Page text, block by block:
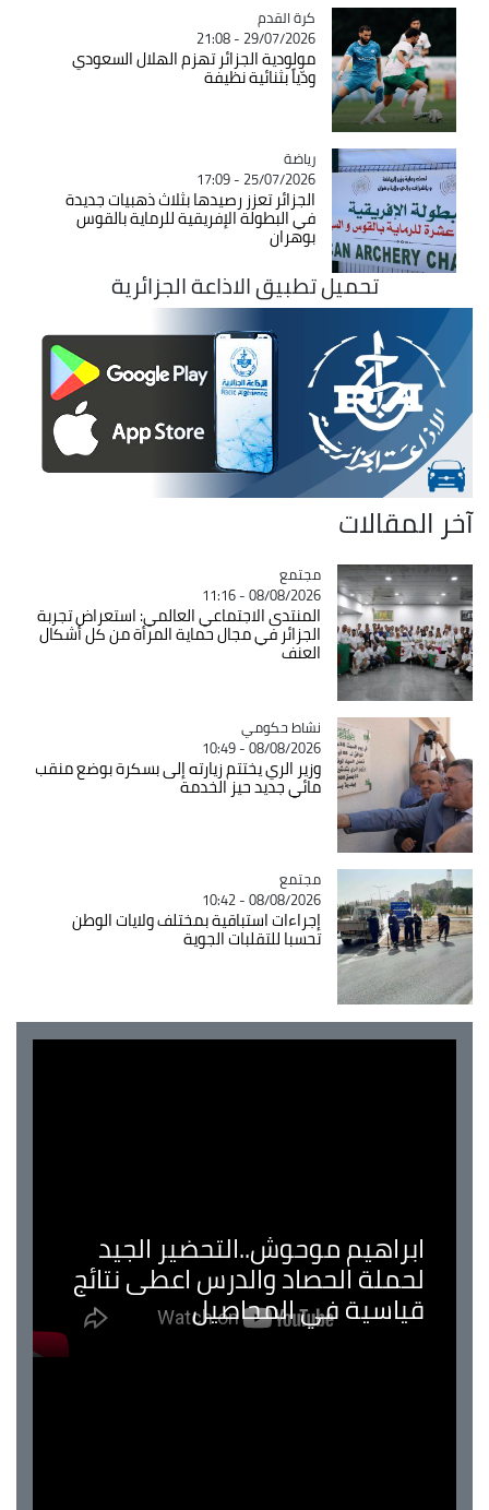
Catégorie
كرة القدم
29/07/2026 - 21:08
مولودية الجزائر تهزم الهلال السعودي
ودّياً بثنائية نظيفة
Catégorie
رياضة
25/07/2026 - 17:09
الجزائر تعزز رصيدها بثلاث ذهبيات جديدة
في البطولة الإفريقية للرماية بالقوس
بوهران
تحميل تطبيق الاذاعة الجزائرية
آخر المقالات
Catégorie
مجتمع
08/08/2026 - 11:16
المنتدى الاجتماعي العالمي: استعراض تجربة
الجزائر في مجال حماية المرأة من كل أشكال
العنف
Catégorie
نشاط حكومي
08/08/2026 - 10:49
وزير الري يختتم زيارته إلى بسكرة بوضع منقب
مائي جديد حيز الخدمة
Catégorie
مجتمع
08/08/2026 - 10:42
إجراءات استباقية بمختلف ولايات الوطن
تحسبا للتقلبات الجوية
ابراهيم موحوش..التحضير الجيد
لحملة الحصاد والدرس اعطى نتائج
قياسية في المحاصيل